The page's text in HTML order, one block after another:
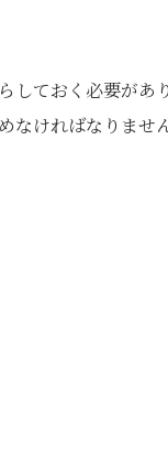
しておく必要があ
ければなりませ